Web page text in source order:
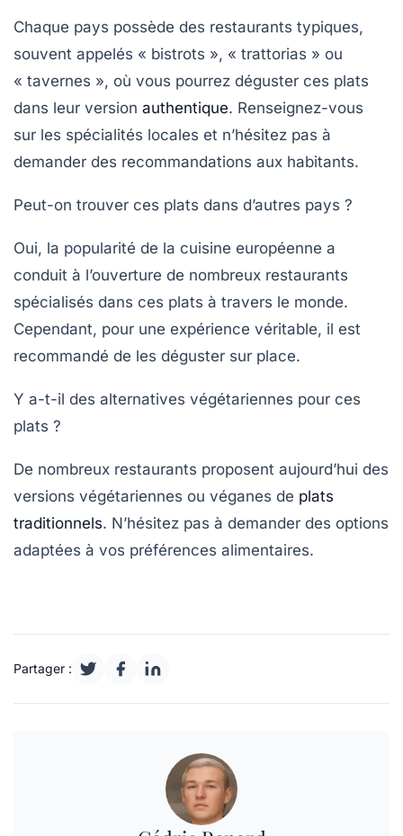
Chaque pays possède des restaurants typiques,
souvent appelés « bistrots », « trattorias » ou
« tavernes », où vous pourrez déguster ces plats
dans leur version authentique. Renseignez-vous
sur les spécialités locales et n’hésitez pas à
demander des recommandations aux habitants.
Peut-on trouver ces plats dans d’autres pays ?
Oui, la popularité de la cuisine européenne a
conduit à l’ouverture de nombreux restaurants
spécialisés dans ces plats à travers le monde.
Cependant, pour une expérience véritable, il est
recommandé de les déguster sur place.
Y a-t-il des alternatives végétariennes pour ces
plats ?
De nombreux restaurants proposent aujourd’hui des
versions végétariennes ou véganes de plats
traditionnels. N’hésitez pas à demander des options
adaptées à vos préférences alimentaires.
Partager :